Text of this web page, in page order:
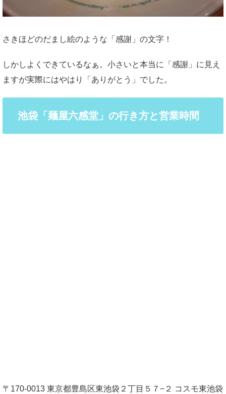
さきほどのだまし絵のような「感謝」の文字！
しかしよくできているなぁ。小さいと本当に「感謝」に見え
ますが実際にはやはり「ありがとう」でした。
池袋「麺屋六感堂」の行き方と営業時間
〒170-0013 東京都豊島区東池袋２丁目５７−２ コスモ東池袋